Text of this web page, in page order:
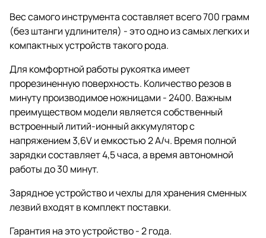
Вес самого инструмента составляет всего 700 грамм
(без штанги удлинителя) - это одно из самых легких и
компактных устройств такого рода.
Для комфортной работы рукоятка имеет
прорезиненную поверхность. Количество резов в
минуту производимое ножницами - 2400. Важным
преимуществом модели является собственный
встроенный литий-ионный аккумулятор с
напряжением 3,6V и емкостью 2 А/ч. Время полной
зарядки составляет 4,5 часа, а время автономной
работы до 30 минут.
Зарядное устройство и чехлы для хранения сменных
лезвий входят в комплект поставки.
Гарантия на это устройство - 2 года.